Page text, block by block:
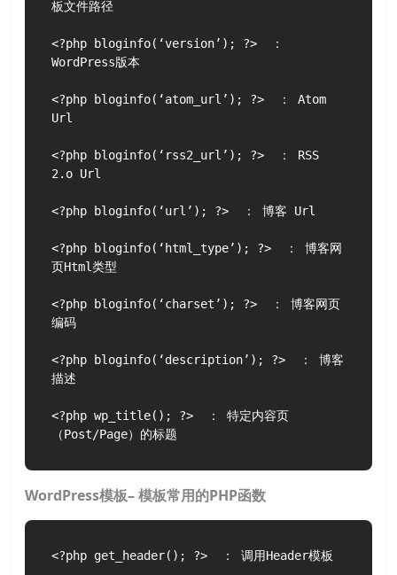
板文件路径
<?php bloginfo(‘version’); ?>  ：
WordPress版本
<?php bloginfo(‘atom_url’); ?>  ： Atom
Url
<?php bloginfo(‘rss2_url’); ?>  ： RSS
2.o Url
<?php bloginfo(‘url’); ?>  ： 博客 Url
<?php bloginfo(‘html_type’); ?>  ： 博客网
页Html类型
<?php bloginfo(‘charset’); ?>  ： 博客网页
编码
<?php bloginfo(‘description’); ?>  ： 博客
描述
<?php wp_title(); ?>  ： 特定内容页
（Post/Page）的标题
WordPress模板– 模板常用的PHP函数
<?php get_header(); ?>  ： 调用Header模板